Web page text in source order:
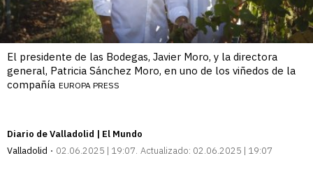
El presidente de las Bodegas, Javier Moro, y la directora
general, Patricia Sánchez Moro, en uno de los viñedos de la
compañía EUROPA PRESS
Diario de Valladolid | El Mundo
Valladolid
02.06.2025 | 19:07 Actualizado: 02.06.2025 | 19:07